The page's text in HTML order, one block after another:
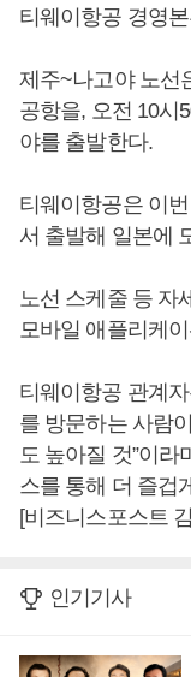
티웨이항공 경영
제주~나고야 노선
공항을, 오전 10시
야를 출발한다.
티웨이항공은 이
서 출발해 일본에
노선 스케줄 등 자
모바일 애플리케
티웨이항공 관계
를 방문하는 사람
도 높아질 것”이라
스를 통해 더 즐겁
[비즈니스포스트
인기기사